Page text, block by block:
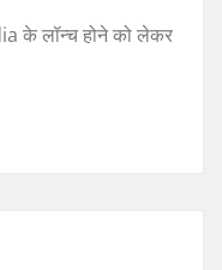
के लॉन्च होने को लेकर